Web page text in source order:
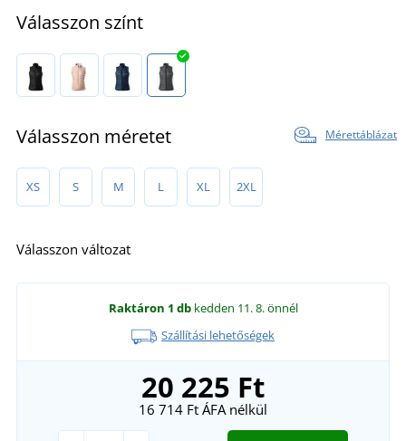
Válasszon színt
Válasszon méretet Mérettáblázat
XS S M L XL 2XL
Válasszon változat
Raktáron 1 db kedden 11. 8.önnél
Szállítási lehetőségek
20 225 Ft
16 714 Ft ÁFA nélkül